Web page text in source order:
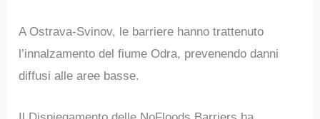
A Ostrava-Svinov, le barriere hanno trattenuto
l’innalzamento del fiume Odra, prevenendo danni
diffusi alle aree basse.